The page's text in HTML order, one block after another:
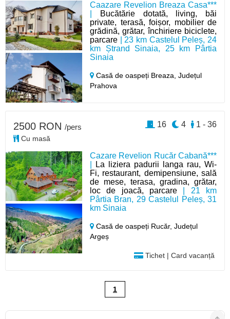
Caazare Revelion Breaza Casa***
Bucătărie dotată, living, băi
private, terasă, foișor, mobilier de
grădină, grătar, închiriere biciclete,
parcare | 23 km Castelul Peleș, 24
km Ștrand Sinaia, 25 km Pârtia
Sinaia
Casă de oaspeți Breaza,Județul
Prahova
Cazare Revelion Rucăr Cabană***
La liziera padurii langa rau, Wi-
Fi, restaurant, demipensiune, sală
de mese, terasa, gradina, grătar,
loc de joacă, parcare | 21 km
Pârtia Bran, 29 Castelul Peleș, 31
km Sinaia
Casă de oaspeți Rucăr,Județul
Argeș
Tichet | Card vacanță
2500 RON /pers
Cu masă
1 - 36
4
16
1